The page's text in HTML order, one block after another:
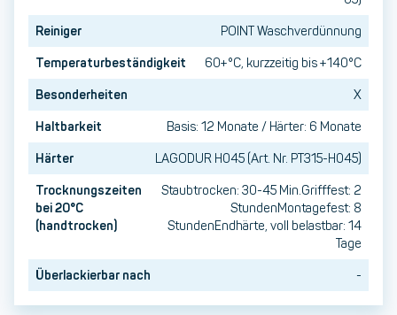
Reiniger
POINT Waschverdünnung
Temperaturbeständigkeit
60+°C, kurzzeitig bis +140°C
Besonderheiten
X
Haltbarkeit
Basis: 12 Monate / Härter: 6 Monate
Härter
LAGODUR H045 (Art. Nr. PT315-H045)
Trocknungszeiten
bei 20°C
(handtrocken)
Staubtrocken: 30-45 Min.Grifffest: 2
StundenMontagefest: 8
StundenEndhärte, voll belastbar: 14
Tage
Überlackierbar nach
-